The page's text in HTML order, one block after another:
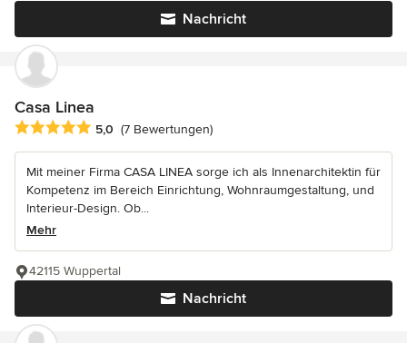
Nachricht
Casa Linea
Durchschnittliche Bewertung: 5 von 5 Sternen
5,0 (7 Bewertungen)
Mit meiner Firma CASA LINEA sorge ich als Innenarchitektin für
Kompetenz im Bereich Einrichtung, Wohnraumgestaltung, und
Interieur-Design. Ob...
Mehr
Nachricht
42115 Wuppertal